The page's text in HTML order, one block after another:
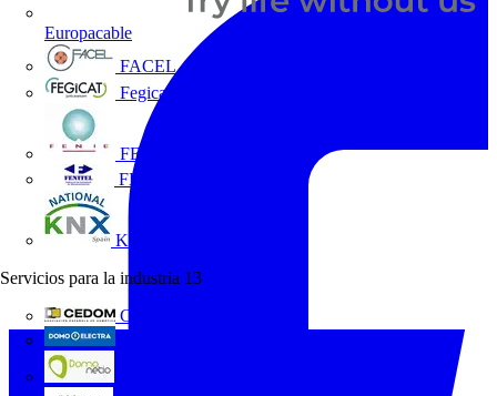
Europacable
FACEL
Fegicat
FENIE
FENITEL
KNX España
Servicios para la industria 13
CEDOM